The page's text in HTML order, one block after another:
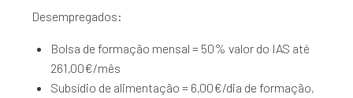
Desempregados:
Bolsa de formação mensal = 50% valor do IAS até
261,00€/mês
Subsídio de alimentação = 6,00€/dia de formação,